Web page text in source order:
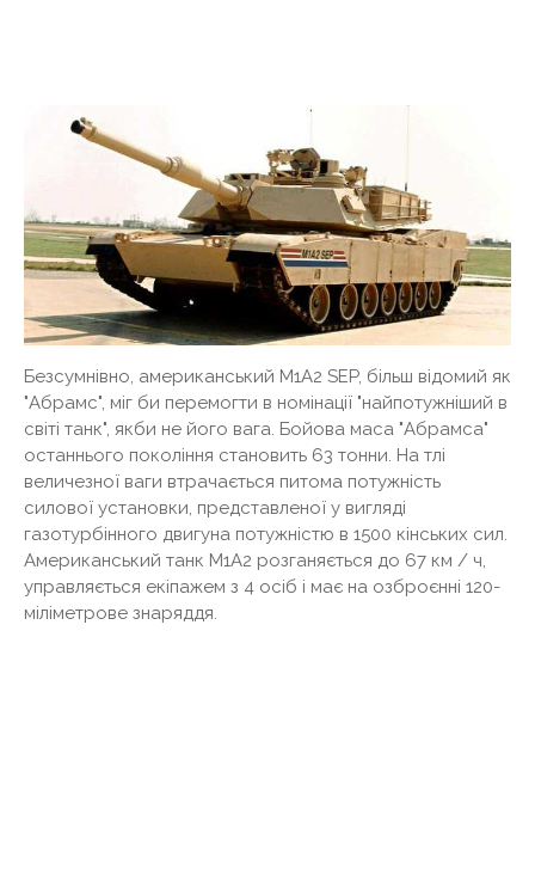
Безсумнівно, американський M1A2 SEP, більш відомий як
"Абрамс", міг би перемогти в номінації "найпотужніший в
світі танк", якби не його вага. Бойова маса "Абрамса"
останнього покоління становить 63 тонни. На тлі
величезної ваги втрачається питома потужність
силової установки, представленої у вигляді
газотурбінного двигуна потужністю в 1500 кінських сил.
Американський танк M1A2 розганяється до 67 км / ч,
управляється екіпажем з 4 осіб і має на озброєнні 120-
міліметрове знаряддя.